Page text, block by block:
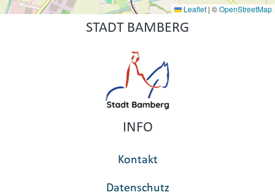
Leaflet | ©OpenStreetMap
STADT BAMBERG
INFO
Kontakt
Datenschutz